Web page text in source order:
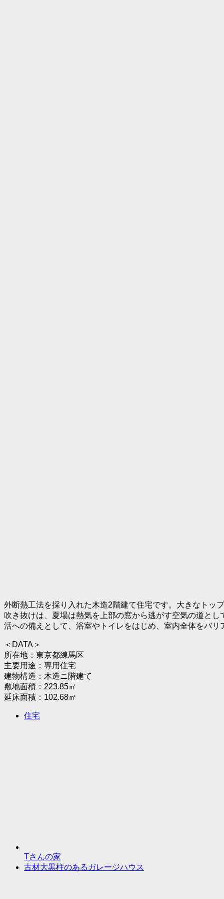
外断熱工法を採り入れた木造2階建て住宅です。大きなトッ
吹き抜けは、夏場は熱気を上部の窓から逃がす空気の道と
活への備えとして、浴室やトイレをはじめ、室内全体をバリ
＜DATA＞
所在地：東京都練馬区
主要用途：専用住宅
建物構造：木造ニ階建て
敷地面積：223.85㎡
延床面積：102.68㎡
住宅
Tさんの家
古材大黒柱のあるガレージハウス